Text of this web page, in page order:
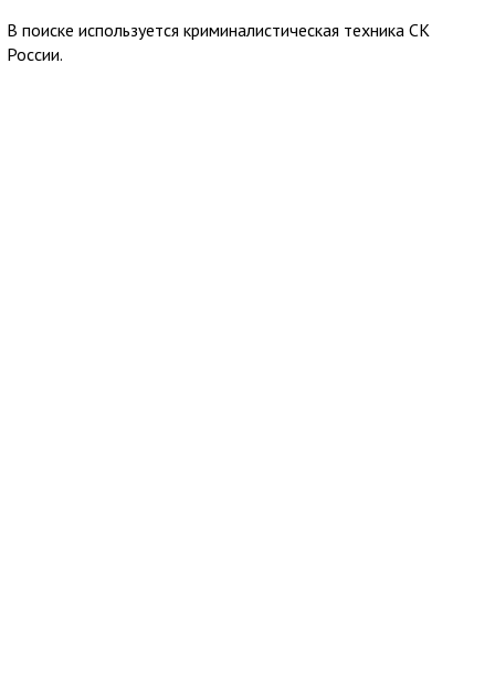
В поиске используется криминалистическая техника СК
России.